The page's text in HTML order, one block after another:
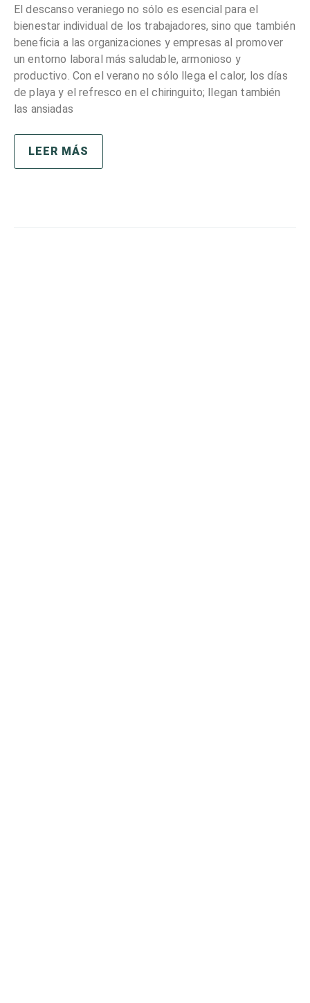
El descanso veraniego no sólo es esencial para el
bienestar individual de los trabajadores, sino que también
beneficia a las organizaciones y empresas al promover
un entorno laboral más saludable, armonioso y
productivo. Con el verano no sólo llega el calor, los días
de playa y el refresco en el chiringuito; llegan también
las ansiadas
LEER MÁS